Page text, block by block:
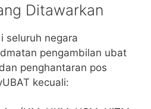
Ditawarkan
seluruh negara
pengambilan ubat
penghantaran pos
kecuali: